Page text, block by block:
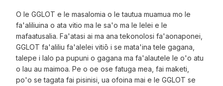
O le GGLOT e le masalomia o le tautua muamua mo le
fa'aliliuina o ata vitio ma le sa'o ma le lelei e le
mafaatusalia. Fa'atasi ai ma ana tekonolosi fa'aonaponei,
GGLOT fa'aliliu fa'alelei vitiō i se mata'ina tele gagana,
talepe i lalo pa pupuni o gagana ma fa'alautele le o'o atu
o lau au maimoa. Pe o oe ose fatuga mea, fai maketi,
po'o se tagata fai pisinisi, ua ofoina mai e le GGLOT se